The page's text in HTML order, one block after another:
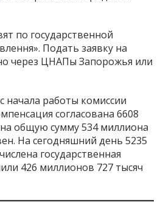
по государственной
Подать заявку на
через ЦНАПы Запорожья или
начала работы комиссии
согласована 6608
общую сумму 534 миллиона
На сегодняшний день 5235
государственная
426 миллионов 727 тысяч